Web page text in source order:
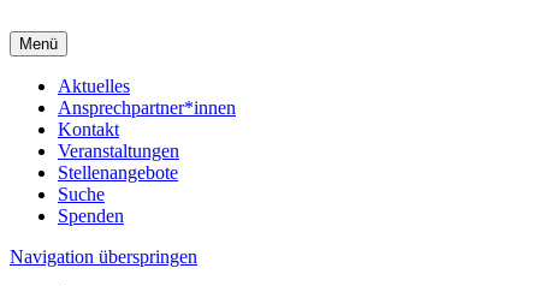
Menü
Aktuelles
Ansprechpartner*innen
Kontakt
Veranstaltungen
Stellenangebote
Suche
Spenden
Navigation überspringen